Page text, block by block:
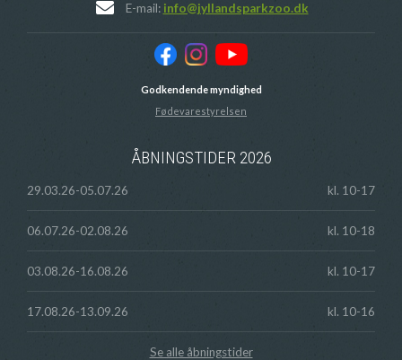
E-mail: info@jyllandsparkzoo.dk
Godkendende myndighed
Fødevarestyrelsen
ÅBNINGSTIDER 2026
29.03.26-05.07.26 kl. 10-17
06.07.26-02.08.26 kl. 10-18
03.08.26-16.08.26 kl. 10-17
17.08.26-13.09.26 kl. 10-16
Se alle åbningstider